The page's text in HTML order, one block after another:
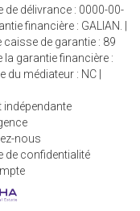
de délivrance : 0000-00-
financière : GALIAN. |
caisse de garantie : 89
la garantie financière :
médiateur : NC |
indépendante
nous
de confidentialité